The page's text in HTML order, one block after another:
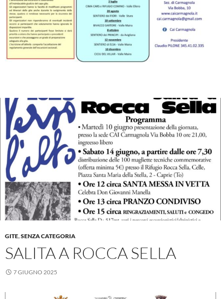
GITE,SENZA CATEGORIA
SALITA A ROCCA SELLA
7 GIUGNO 2025